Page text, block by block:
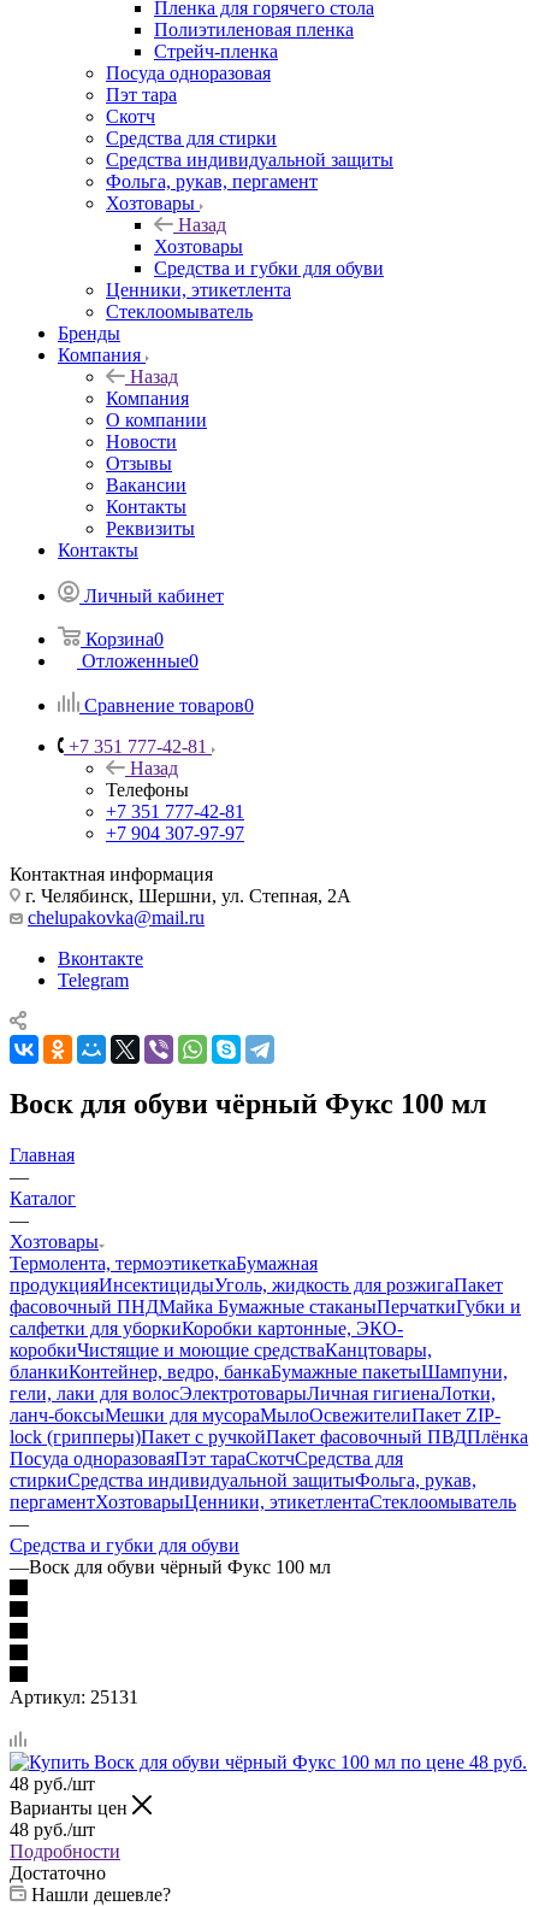
Пленка для горячего стола
Полиэтиленовая пленка
Стрейч-пленка
Посуда одноразовая
Пэт тара
Скотч
Средства для стирки
Средства индивидуальной защиты
Фольга, рукав, пергамент
Хозтовары
Назад
Хозтовары
Средства и губки для обуви
Ценники, этикетлента
Стеклоомыватель
Бренды
Компания
Назад
Компания
О компании
Новости
Отзывы
Вакансии
Контакты
Реквизиты
Контакты
Личный кабинет
Корзина0
Отложенные0
Сравнение товаров0
+7 351 777-42-81
Назад
Телефоны
+7 351 777-42-81
+7 904 307-97-97
Контактная информация
г. Челябинск, Шершни, ул. Степная, 2А
chelupakovka@mail.ru
Вконтакте
Telegram
Воск для обуви чёрный Фукс 100 мл
Главная
—
Каталог
—
Хозтовары
Термолента, термоэтикеткаБумажная
продукцияИнсектицидыУголь, жидкость для розжигаПакет
фасовочный ПНДМайка Бумажные стаканыПерчаткиГубки и
салфетки для уборкиКоробки картонные, ЭКО-
коробкиЧистящие и моющие средстваКанцтовары,
бланкиКонтейнер, ведро, банкаБумажные пакетыШампуни,
гели, лаки для волосЭлектротоварыЛичная гигиенаЛотки,
ланч-боксыМешки для мусораМылоОсвежителиПакет ZIP-
lock (грипперы)Пакет с ручкойПакет фасовочный ПВДПлёнка
Посуда одноразоваяПэт тараСкотчСредства для
стиркиСредства индивидуальной защитыФольга, рукав,
пергаментХозтоварыЦенники, этикетлентаСтеклоомыватель
—
Средства и губки для обуви
—Воск для обуви чёрный Фукс 100 мл
Артикул: 25131
48 руб./шт
Варианты цен
48 руб./шт
Подробности
Достаточно
Нашли дешевле?